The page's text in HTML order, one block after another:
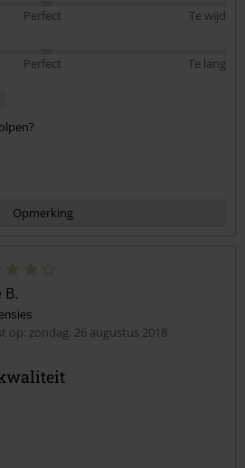
Perfect
Te wijd
Perfect Te lang
Opmerking
B.
op: zondag, 26 augustus 2018